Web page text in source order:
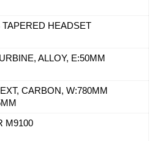
HEADSET
ALLOY, E:50MM
CARBON, W:780MM
M9100